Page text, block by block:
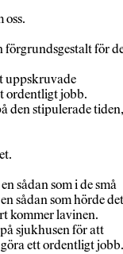
oss.
förgrundsgestalt för
uppskruvade
ordentligt jobb.
den stipulerade tiden,
sådan som i de små
sådan som hörde det
kommer lavinen.
sjukhusen för att
ett ordentligt jobb.